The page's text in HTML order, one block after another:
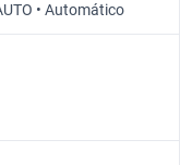
• Automático